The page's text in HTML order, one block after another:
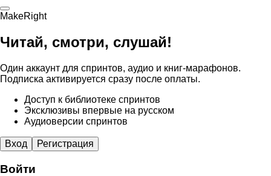
MakeRight
Читай, смотри, слушай!
Один аккаунт для спринтов, аудио и книг-марафонов.
Подписка активируется сразу после оплаты.
Доступ к библиотеке спринтов
Эксклюзивы впервые на русском
Аудиоверсии спринтов
Вход Регистрация
Войти